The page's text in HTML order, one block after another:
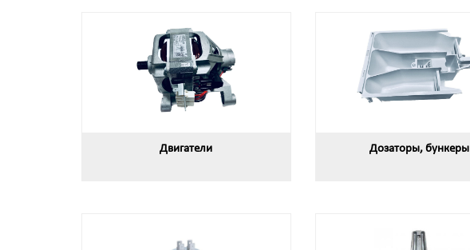
Двигатели Дозаторы, бункеры